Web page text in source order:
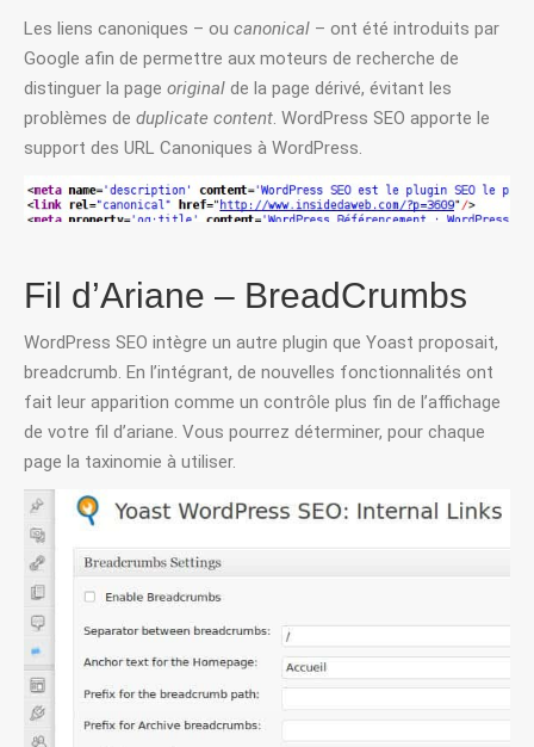
Les liens canoniques – ou canonical – ont été introduits par
Google afin de permettre aux moteurs de recherche de
distinguer la page original de la page dérivé, évitant les
problèmes de duplicate content. WordPress SEO apporte le
support des URL Canoniques à WordPress.
Fil d’Ariane – BreadCrumbs
WordPress SEO intègre un autre plugin que Yoast proposait,
breadcrumb. En l’intégrant, de nouvelles fonctionnalités ont
fait leur apparition comme un contrôle plus fin de l’affichage
de votre fil d’ariane. Vous pourrez déterminer, pour chaque
page la taxinomie à utiliser.